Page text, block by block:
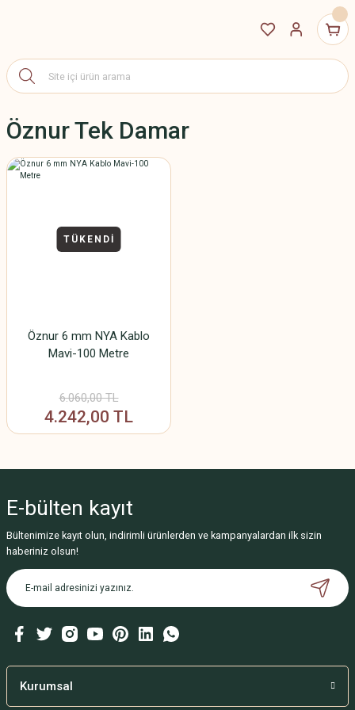
Öznur Tek Damar
TÜKENDİ
Öznur 6 mm NYA Kablo
Mavi-100 Metre
6.060,00 TL
4.242,00 TL
E-bülten kayıt
Bültenimize kayıt olun, indirimli ürünlerden ve kampanyalardan ilk sizin
haberiniz olsun!
Kurumsal